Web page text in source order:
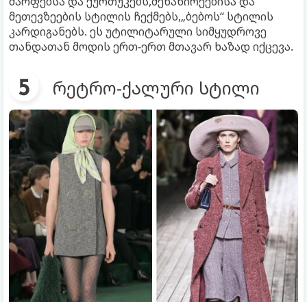
მეთევზეების სტილის ჩექმებს,„ბებოს“ სტილის
კარდიგანებს. ეს უტილიტარული სიმყუდროვე
თანდათან მოდის ერთ-ერთ მთავარ ხაზად იქცევა.
რეტრო-ქალური სტილი